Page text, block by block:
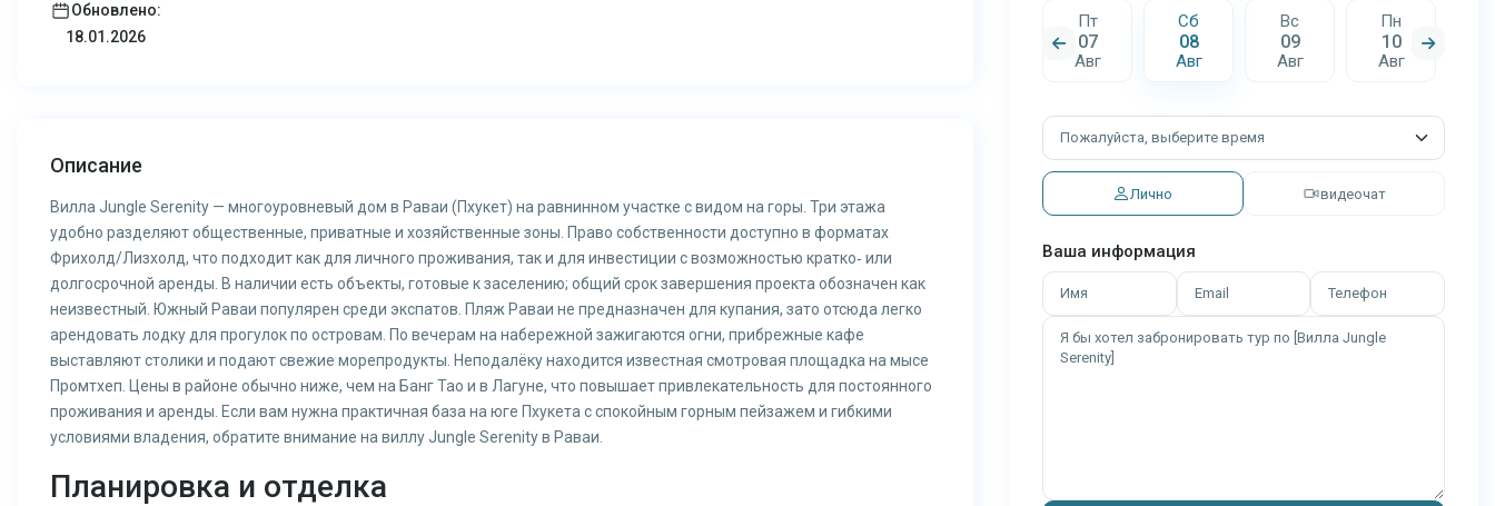
Обновлено:
18.01.2026
Описание
Вилла Jungle Serenity — многоуровневый дом в Раваи (Пхукет) на равнинном участке с видом на горы. Три этажа
удобно разделяют общественные, приватные и хозяйственные зоны. Право собственности доступно в форматах
Фрихолд/Лизхолд, что подходит как для личного проживания, так и для инвестиции с возможностью кратко‑ или
долгосрочной аренды. В наличии есть объекты, готовые к заселению; общий срок завершения проекта обозначен как
неизвестный. Южный Раваи популярен среди экспатов. Пляж Раваи не предназначен для купания, зато отсюда легко
арендовать лодку для прогулок по островам. По вечерам на набережной зажигаются огни, прибрежные кафе
выставляют столики и подают свежие морепродукты. Неподалёку находится известная смотровая площадка на мысе
Промтхеп. Цены в районе обычно ниже, чем на Банг Тао и в Лагуне, что повышает привлекательность для постоянного
проживания и аренды. Если вам нужна практичная база на юге Пхукета с спокойным горным пейзажем и гибкими
условиями владения, обратите внимание на виллу Jungle Serenity в Раваи.
Планировка и отделка
Пт
07
Авг
Сб
08
Авг
Вс
09
Авг
Пн
10
Авг
Лично видеочат
Ваша информация